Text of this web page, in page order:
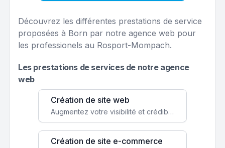
Découvrez les différentes prestations de service
proposées à Born par notre agence web pour
les professionels au Rosport-Mompach.
Les prestations de services de notre agence
web
Création de site web
Augmentez votre visibilité et crédibilité en ligne avec un site web performant, conçu pour attirer plus de clients.
Création de site e-commerce